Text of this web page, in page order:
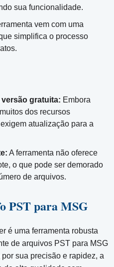
sua funcionalidade.
vem com uma
simplifica o processo
gratuita: Embora
dos recursos
atualização para a
A ferramenta não oferece
o que pode ser demorado
de arquivos.
PST para MSG
é uma ferramenta robusta
de arquivos PST para MSG
sua precisão e rapidez, a